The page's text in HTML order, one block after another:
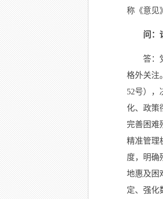
称《意见
问：
答：
格外关注
52号），
化、政策
完善困难
精准管理
度，明确
地惠及困
定、强化